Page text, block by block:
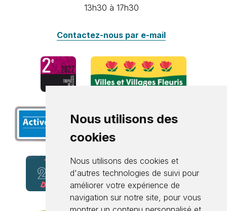
Nous utilisons des
cookies
Nous utilisons des cookies et
d'autres technologies de suivi pour
améliorer votre expérience de
navigation sur notre site, pour vous
13h30 à 17h30
Contactez-nous par e-mail